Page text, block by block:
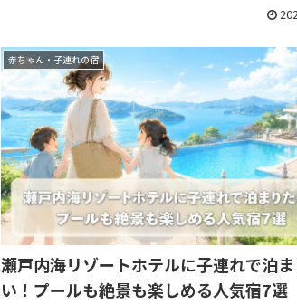
赤ちゃん・子連れの宿
瀬戸内海リゾートホテルに子連れで泊
い！プールも絶景も楽しめる人気宿7選